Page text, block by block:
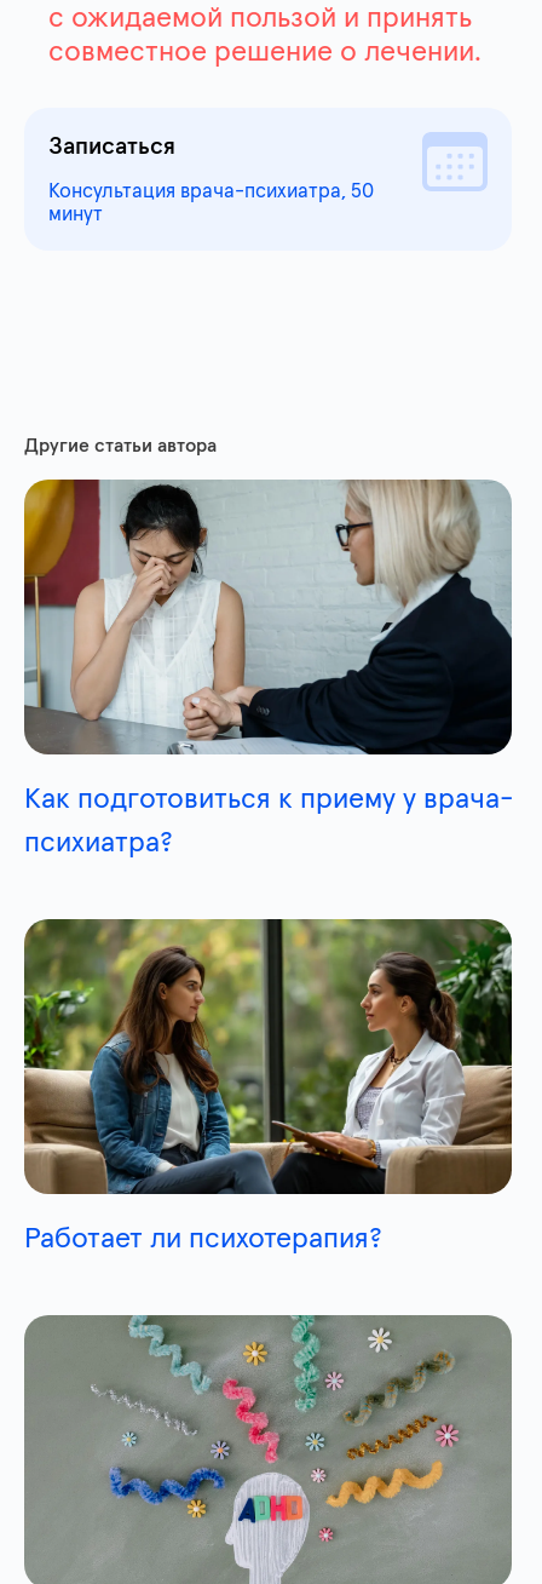
с ожидаемой пользой и принять
совместное решение о лечении.
Записаться
Консультация врача-психиатра, 50
минут
Другие статьи автора
Как подготовиться к приему у врача-
психиатра?
Работает ли психотерапия?